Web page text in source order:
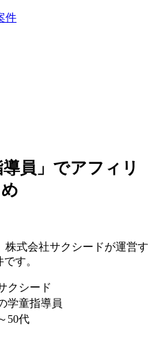
件
員」でアフィリ
株式会社サクシードが運営す
す。
クシード
学童指導員
50代